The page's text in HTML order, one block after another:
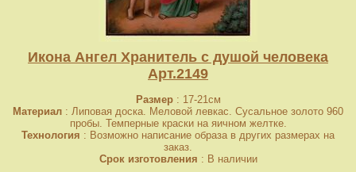
Икона Ангел Хранитель с душой человека
Арт.2149
Размер: 17-21см
Материал : Липовая доска. Меловой левкас. Сусальное золото 960
пробы. Темперные краски на яичном желтке.
Технология : Возможно написание образа в других размерах на
заказ.
Срок изготовления : В наличии